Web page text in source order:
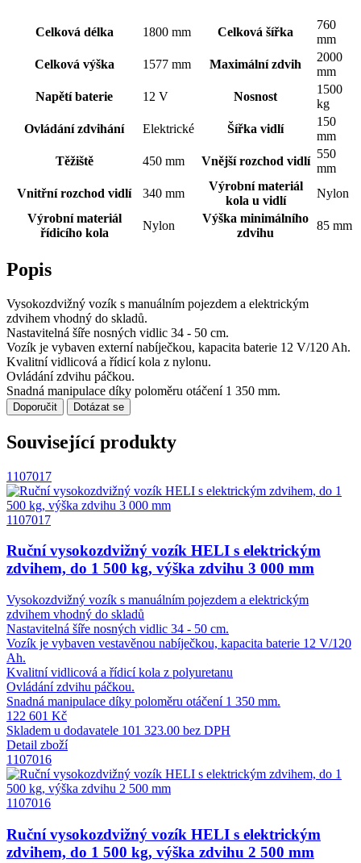
Celková délka 1800 mm Celková šířka
760
mm
Celková výška
1577 mm Maximální zdvih
2000
mm
Napětí baterie
12 V Nosnost
1500
kg
Ovládání zdvihání
Elektrické Šířka vidlí
150
mm
Těžiště
450 mm Vnější rozchod vidlí
550
mm
Vnitřní rozchod vidlí
340 mm
Výrobní materiál
kola u vidlí
Nylon
Výrobní materiál
řídicího kola
Nylon
Výška minimálního
zdvihu
85 mm
Popis
Vysokozdvižný vozík s manuálním pojezdem a elektrickým
zdvihem vhodný do skladů.
Nastavitelná šíře nosných vidlic 34 - 50 cm.
Vozík je vybaven externí nabíječkou, kapacita baterie 12 V/120 Ah.
Kvalitní vidlicová a řídicí kola z nylonu.
Ovládání zdvihu páčkou.
Snadná manipulace díky poloměru otáčení 1 350 mm.
Doporučit Dotázat se
Související produkty
1107017
1107017
Ruční vysokozdvižný vozík HELI s elektrickým
zdvihem, do 1 500 kg, výška zdvihu 3 000 mm
Vysokozdvižný vozík s manuálním pojezdem a elektrickým
zdvihem vhodný do skladů
Nastavitelná šíře nosných vidlic 34 - 50 cm.
Vozík je vybaven vestavěnou nabíječkou, kapacita baterie 12 V/120
Ah.
Kvalitní vidlicová a řídicí kola z polyuretanu
Ovládání zdvihu páčkou.
Snadná manipulace díky poloměru otáčení 1 350 mm.
122 601 Kč
Skladem u dodavatele 101 323.00 bez DPH
Detail zboží
1107016
1107016
Ruční vysokozdvižný vozík HELI s elektrickým
zdvihem, do 1 500 kg, výška zdvihu 2 500 mm